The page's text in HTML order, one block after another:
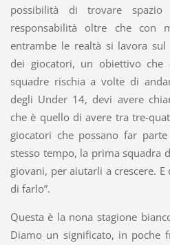
possibilità di trovare
responsabilità oltre che con
entrambe le realtà si lavora
dei giocatori, un obiettivo
squadre rischia a volte di
degli Under 14, devi avere
che è quello di avere tra tre-
giocatori che possano far
stesso tempo, la prima squadra
giovani, per aiutarli a crescere. E
di farlo”.
Questa è la nona stagione
Diamo un significato, in poche